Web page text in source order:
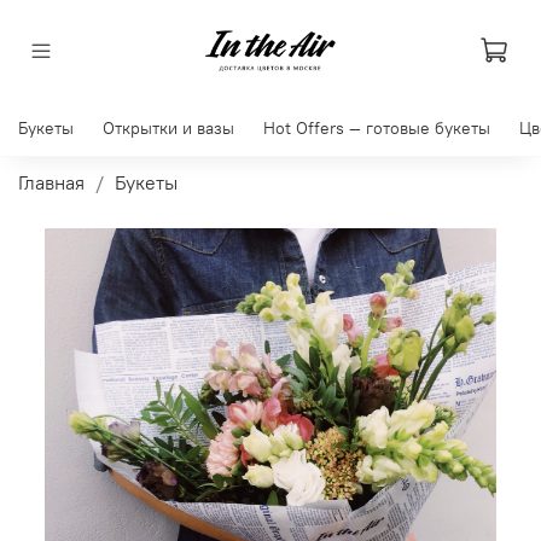
Букеты Открытки и вазы Hot Offers — готовые букеты
Главная Букеты